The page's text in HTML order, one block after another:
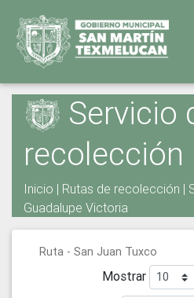
Servicio
recolección
Inicio | Rutas de recolección |
Guadalupe Victoria
Ruta - San Juan Tuxco
Mostrar